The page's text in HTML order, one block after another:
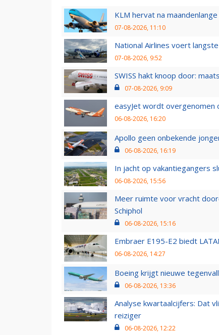
KLM hervat na
07-08-2026, 11:10
National Airlines voert
07-08-2026, 9:52
SWISS hakt knoop door:
07-08-2026, 9:09
easyJet wordt overgenomen
06-08-2026, 16:20
Apollo geen onbekende
06-08-2026, 16:19
In jacht op vakantiegangers
06-08-2026, 15:56
Meer ruimte voor vracht
Schiphol
06-08-2026, 15:16
Embraer E195-E2 biedt
06-08-2026, 14:27
Boeing krijgt nieuwe
06-08-2026, 13:36
Analyse kwartaalcijfers: Dat
reiziger
06-08-2026, 12:22